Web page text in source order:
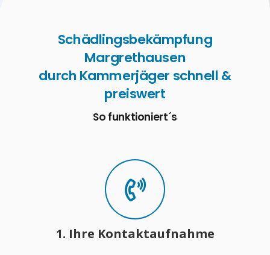
Schädlingsbekämpfung
Margrethausen
durch Kammerjäger schnell &
preiswert
So funktioniert´s
1. Ihre Kontaktaufnahme